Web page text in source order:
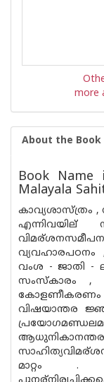
About the Book
Book Name
Malayala
കാവ്യശാസ്ത്രം ,
എന്നിവയില്
വ്യവഹാരപഠനം
വംശ - ജാതി -
സംസ്കാരം ,
വിഷയാന്തര
മാറ്റം .